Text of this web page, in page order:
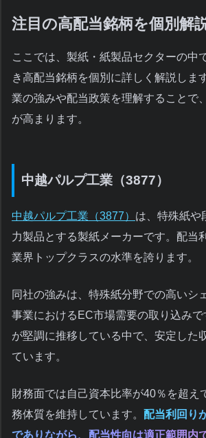
注目の高配当銘柄を個別解
ここでは、製紙・紙製品セクターの中
き高配当銘柄を個別に詳しく解説しま
業の強みや配当政策を理解することで
が高まります。
中越パルプ工業（3877）
中越パルプ工業（3877） は、特殊紙や
力製品とする製紙メーカーです。配当
業界トップクラスの水準を誇ります。
同社の強みは、特殊紙分野での高いシ
事業におけるEC市場需要の取り込み
が堅調に推移している中で、安定した
ています。
財務面では自己資本比率が40％を超え
務体質を維持しています。 配当利回り
でありながら、配当性向は適正範囲内